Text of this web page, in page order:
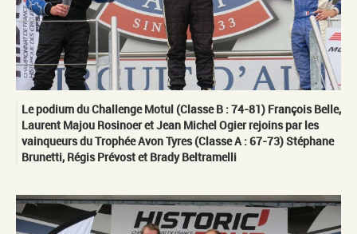
Le podium du Challenge Motul (Classe B : 74-81) François Belle,
Laurent Majou Rosinoer et Jean Michel Ogier rejoins par les
vainqueurs du Trophée Avon Tyres (Classe A : 67-73) Stéphane
Brunetti, Régis Prévost et Brady Beltramelli